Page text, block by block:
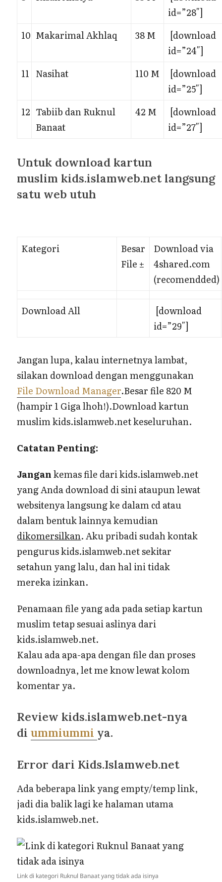
id=”28″]
10 Makarimal Akhlaq 38 M
[download
id=”24″]
11 Nasihat 110 M
[download
id=”25″]
12 Tabiib dan Ruknul
Banaat
42 M
[download
id=”27″]
Untuk download kartun
muslim kids.islamweb.net langsung
satu web utuh
Kategori
Besar
File ±
Download via
4shared.com
(recomendded)
Download All
[download
id=”29″]
Jangan lupa, kalau internetnya lambat,
silakan download dengan menggunakan
File Download Manager.Besar file 820 M
(hampir 1 Giga lhoh!).Download kartun
muslim kids.islamweb.net keseluruhan.
Catatan Penting:
Jangankemas file dari kids.islamweb.net
yang Anda download di sini ataupun lewat
websitenya langsung ke dalam cd atau
dalam bentuk lainnya kemudian
dikomersilkan. Aku pribadi sudah kontak
pengurus kids.islamweb.net sekitar
setahun yang lalu, dan hal ini tidak
mereka izinkan.
Penamaan file yang ada pada setiap kartun
muslim tetap sesuai aslinya dari
kids.islamweb.net.
Kalau ada apa-apa dengan file dan proses
downloadnya, let me know lewat kolom
komentar ya.
Review kids.islamweb.net-nya
diummiummi ya.
Error dari Kids.Islamweb.net
Ada beberapa link yang empty/temp link,
jadi dia balik lagi ke halaman utama
kids.islamweb.net.
Link di kategori Ruknul Banaat yang tidak ada isinya